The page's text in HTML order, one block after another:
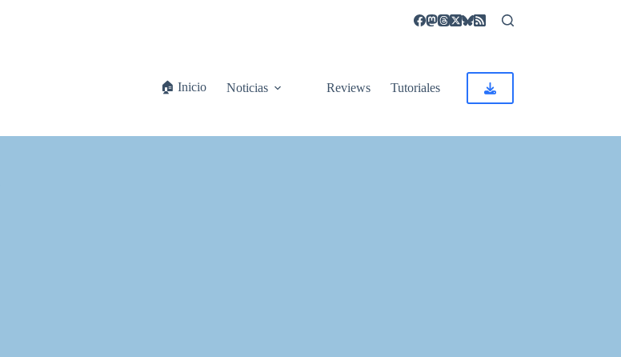
🏠 Inicio Noticias Reviews Tutoriales